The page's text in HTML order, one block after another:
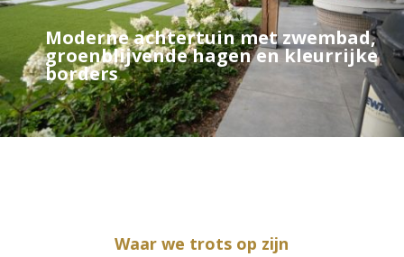
Moderne achtertuin met zwembad,
groenblijvende hagen en kleurrijke
borders
Waar we trots op zijn